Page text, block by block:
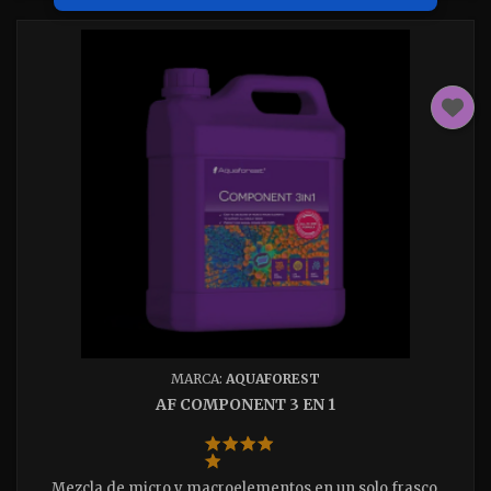
MARCA: AQUAFOREST
AF COMPONENT 3 EN 1